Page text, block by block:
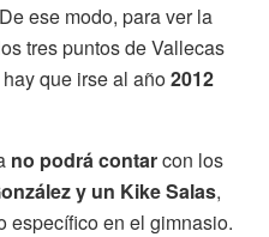
ese modo, para ver la
tres puntos de Vallecas
que irse al año2012
no podrá contarcon los
y un Kike Salas,
específico en el gimnasio.